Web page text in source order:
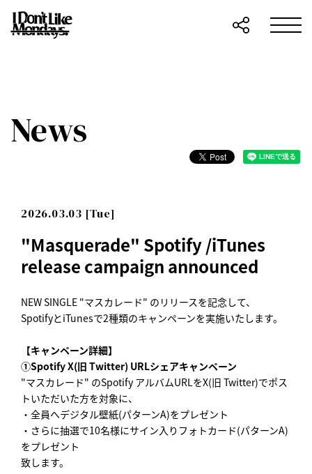
News
2026.03.03 [Tue]
"Masquerade" Spotify /iTunes
release campaign announced
NEW SINGLE "マスカレード" のリリースを記念して、
SpotifyとiTunesで2種類のキャンペーンを実施いたします。
【キャンペーン詳細】
①Spotify X(旧 Twitter) URLシェアキャンペーン
"マスカレード" のSpotify アルバムURLをX(旧 Twitter)でポス
トいただいた方を対象に、
・全員へデジタル壁紙(パターンA)をプレゼント
・さらに抽選で10名様にサイン入りフォトカード(パターンA)
をプレゼント
致します。